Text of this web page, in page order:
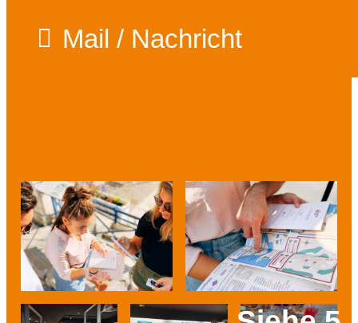
Mail / Nachricht